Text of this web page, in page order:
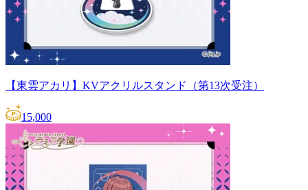
【東雲アカリ】KVアクリルスタンド（第13次受注）
15,000